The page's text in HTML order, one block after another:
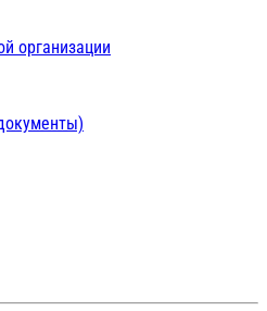
организации